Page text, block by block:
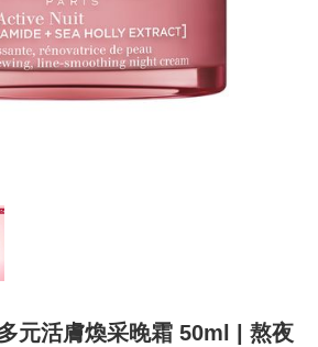
元活膚煥采晚霜 50ml | 熬夜